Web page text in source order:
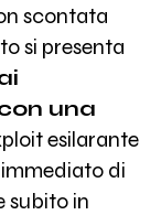
scontata
si presenta
una
esilarante
di
subito in